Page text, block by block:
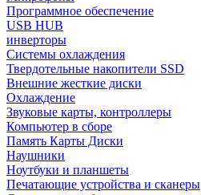
Программное обеспечение
USB HUB
инверторы
Системы охлаждения
Твердотельные накопители SSD
Внешние жесткие диски
Охлаждение
Звуковые карты, контроллеры
Компьютер в сборе
Память Карты Диски
Наушники
Ноутбуки и планшеты
Печатающие устройства и сканеры